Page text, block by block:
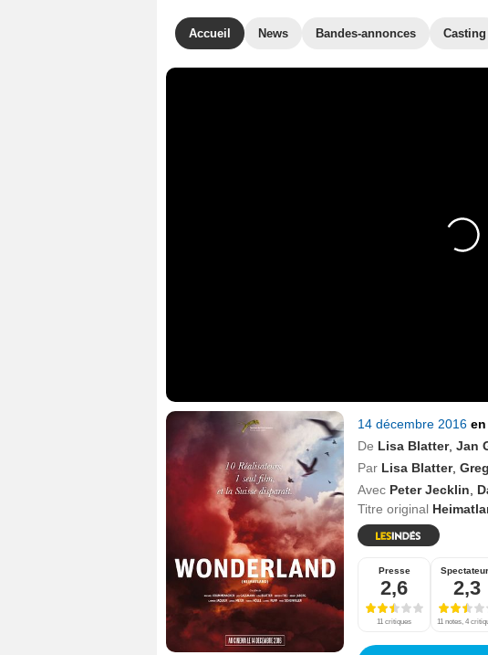
Accueil News Bandes-annonces Casting
14 décembre 2016
De Lisa Blatter, Jan
Par Lisa Blatter,
Avec Peter Jecklin
Titre original
Presse
2,6
11 critiques
2,3
11 notes, 4